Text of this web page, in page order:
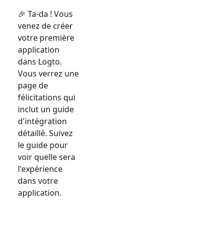
🎉 Ta-da ! Vous
venez de créer
votre première
application
dans Logto.
Vous verrez une
page de
félicitations qui
inclut un guide
d'intégration
détaillé. Suivez
le guide pour
voir quelle sera
l'expérience
dans votre
application.